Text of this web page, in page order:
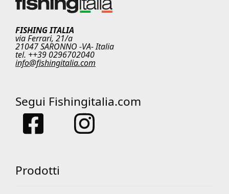
FISHING ITALIA
via Ferrari, 21/a
21047 SARONNO -VA- Italia
tel. ++39 0296702040
info@fishingitalia.com
Segui Fishingitalia.com
Prodotti